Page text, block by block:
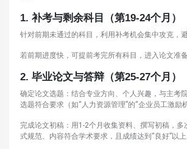
1. 补考与剩余科目（第19-24个月）
针对前期未通过的科目，利用补考机会集中攻克，避
若前期进度快，可提前考完所有科目，进入论文准备
2. 毕业论文与答辩（第25-27个月）
确定论文选题：结合专业方向、个人兴趣，与主考
选题符合要求（如“人力资源管理”的“企业员工激励
完成论文初稿：用1-2个月收集资料、撰写初稿，多
式规范、内容符合学术要求，且成绩达到“良好”以上